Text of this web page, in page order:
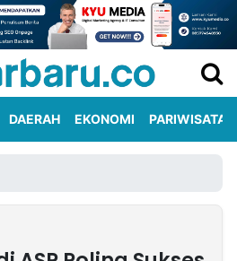
DAERAH EKONOMI PARIWISATA